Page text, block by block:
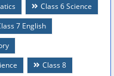
Class 6 Science
7 English
Class 8